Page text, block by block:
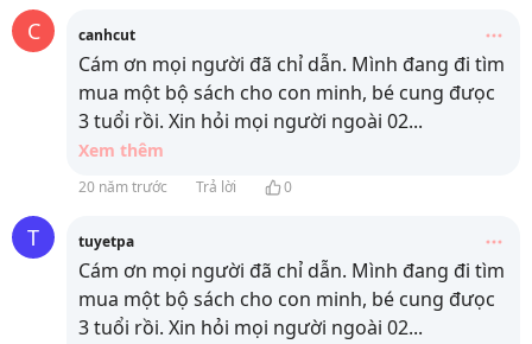
C canhcut
Cám ơn mọi người đã chỉ dẫn. Mình đang đi tìm
mua một bộ sách cho con minh, bé cung đưọc
3 tuổi rồi. Xin hỏi mọi người ngoài 02...
Xem thêm
20 năm trước Trả lời 0
T tuyetpa
Cám ơn mọi người đã chỉ dẫn. Mình đang đi tìm
mua một bộ sách cho con minh, bé cung đưọc
3 tuổi rồi. Xin hỏi mọi người ngoài 02...